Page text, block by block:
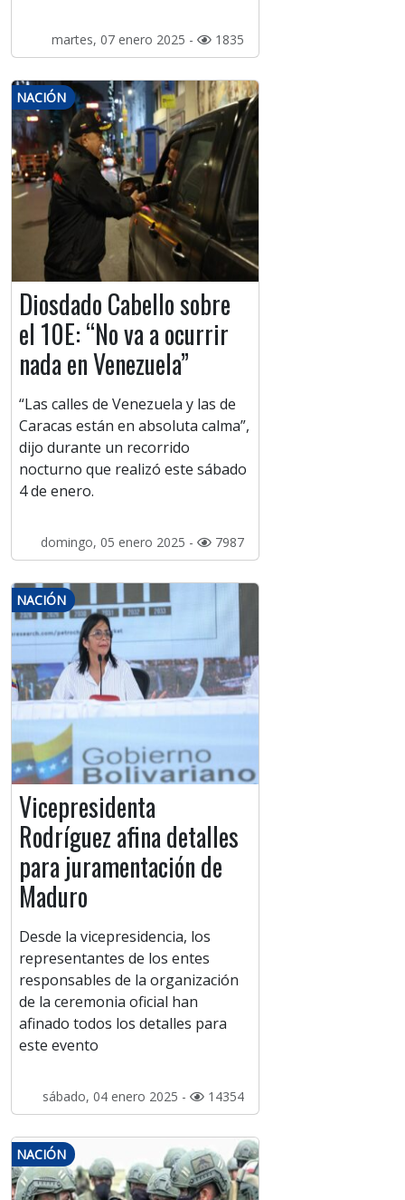
martes, 07 enero 2025 - 1835
NACIÓN
Diosdado Cabello sobre
el 10E: “No va a ocurrir
nada en Venezuela”
“Las calles de Venezuela y las de
Caracas están en absoluta calma”,
dijo durante un recorrido
nocturno que realizó este sábado
4 de enero.
domingo, 05 enero 2025 - 7987
NACIÓN
Vicepresidenta
Rodríguez afina detalles
para juramentación de
Maduro
Desde la vicepresidencia, los
representantes de los entes
responsables de la organización
de la ceremonia oficial han
afinado todos los detalles para
este evento
sábado, 04 enero 2025 - 14354
NACIÓN